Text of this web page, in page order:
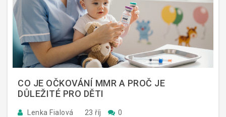
CO JE OČKOVÁNÍ MMR A PROČ JE
DŮLEŽITÉ PRO DĚTI
Lenka Fialová 23 říj 0